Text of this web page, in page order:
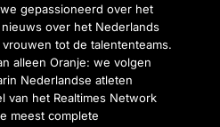
gepassioneerd over het
over het Nederlands
tot de talententeams.
alleen Oranje: we volgen
Nederlandse atleten
van het Realtimes Network
meest complete